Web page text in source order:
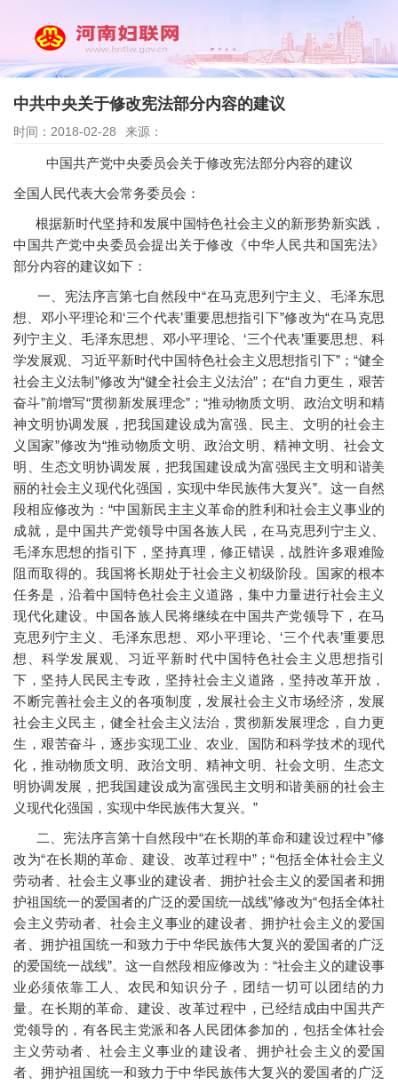
中共中央关于修改宪法部分内容的建议
时间：2018-02-28 来源：
中国共产党中央委员会关于修改宪法部分内容的建议
全国人民代表大会常务委员会：
根据新时代坚持和发展中国特色社会主义的新形势新实践，
中国共产党中央委员会提出关于修改《中华人民共和国宪法》
部分内容的建议如下：
一、宪法序言第七自然段中“在马克思列宁主义、毛泽东思
想、邓小平理论和‘三个代表’重要思想指引下”修改为“在马克思
列宁主义、毛泽东思想、邓小平理论、‘三个代表’重要思想、科
学发展观、习近平新时代中国特色社会主义思想指引下”；“健全
社会主义法制”修改为“健全社会主义法治”；在“自力更生，艰苦
奋斗”前增写“贯彻新发展理念”；“推动物质文明、政治文明和精
神文明协调发展，把我国建设成为富强、民主、文明的社会主
义国家”修改为“推动物质文明、政治文明、精神文明、社会文
明、生态文明协调发展，把我国建设成为富强民主文明和谐美
丽的社会主义现代化强国，实现中华民族伟大复兴”。这一自然
段相应修改为：“中国新民主主义革命的胜利和社会主义事业的
成就，是中国共产党领导中国各族人民，在马克思列宁主义、
毛泽东思想的指引下，坚持真理，修正错误，战胜许多艰难险
阻而取得的。我国将长期处于社会主义初级阶段。国家的根本
任务是，沿着中国特色社会主义道路，集中力量进行社会主义
现代化建设。中国各族人民将继续在中国共产党领导下，在马
克思列宁主义、毛泽东思想、邓小平理论、‘三个代表’重要思
想、科学发展观、习近平新时代中国特色社会主义思想指引
下，坚持人民民主专政，坚持社会主义道路，坚持改革开放，
不断完善社会主义的各项制度，发展社会主义市场经济，发展
社会主义民主，健全社会主义法治，贯彻新发展理念，自力更
生，艰苦奋斗，逐步实现工业、农业、国防和科学技术的现代
化，推动物质文明、政治文明、精神文明、社会文明、生态文
明协调发展，把我国建设成为富强民主文明和谐美丽的社会主
义现代化强国，实现中华民族伟大复兴。”
二、宪法序言第十自然段中“在长期的革命和建设过程中”修
改为“在长期的革命、建设、改革过程中”；“包括全体社会主义
劳动者、社会主义事业的建设者、拥护社会主义的爱国者和拥
护祖国统一的爱国者的广泛的爱国统一战线”修改为“包括全体社
会主义劳动者、社会主义事业的建设者、拥护社会主义的爱国
者、拥护祖国统一和致力于中华民族伟大复兴的爱国者的广泛
的爱国统一战线”。这一自然段相应修改为：“社会主义的建设事
业必须依靠工人、农民和知识分子，团结一切可以团结的力
量。在长期的革命、建设、改革过程中，已经结成由中国共产
党领导的，有各民主党派和各人民团体参加的，包括全体社会
主义劳动者、社会主义事业的建设者、拥护社会主义的爱国
者、拥护祖国统一和致力于中华民族伟大复兴的爱国者的广泛